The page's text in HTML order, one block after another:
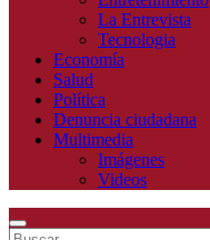
La Entrevista
Tecnologia
Economía
Salud
Política
Denuncia ciudadana
Multimedia
Imágenes
Videos